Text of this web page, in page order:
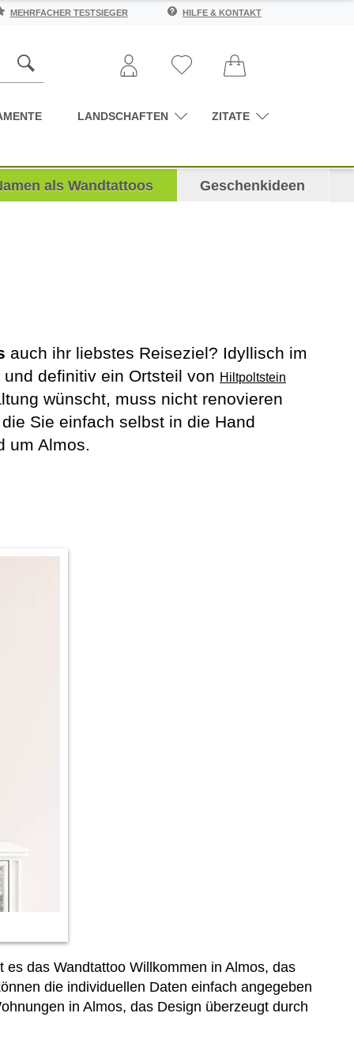
MEHRFACHER TESTSIEGER HILFE & KONTAKT
LANDSCHAFTEN ZITATE
als Wandtattoos Geschenkideen
auch ihr liebstes Reiseziel? Idyllisch im
definitiv ein Ortsteil von Hiltpoltstein
wünscht, muss nicht renovieren
Sie einfach selbst in die Hand
um Almos.
das Wandtattoo Willkommen in Almos, das
die individuellen Daten einfach angegeben
in Almos, das Design überzeugt durch